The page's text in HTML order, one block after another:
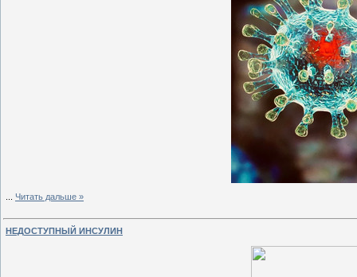
Читать дальше »
НЕДОСТУПНЫЙ ИНСУЛИН